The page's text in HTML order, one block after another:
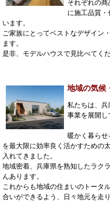
それぞれの
に施工品質
います。
ご家族にとってベストなデザイン
ます。
是非、モデルハウスで見比べてくだ
地域の気候
私たちは、
事業を展開し
暖かく暮らせ
を最大限に効率良く活かすための
入れてきました。
地域密着、兵庫県を熟知したラク
んあります。
これからも地域の住まいのトータ
合いができるよう、日々地元を走